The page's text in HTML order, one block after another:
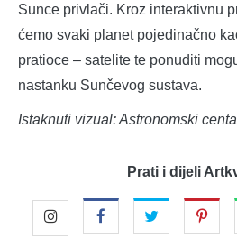
Sunce privlači. Kroz interaktivnu
ćemo svaki planet pojedinačno
pratioce – satelite te ponuditi
nastanku Sunčevog sustava.
Istaknuti vizual: Astronomski
Prati i dijeli